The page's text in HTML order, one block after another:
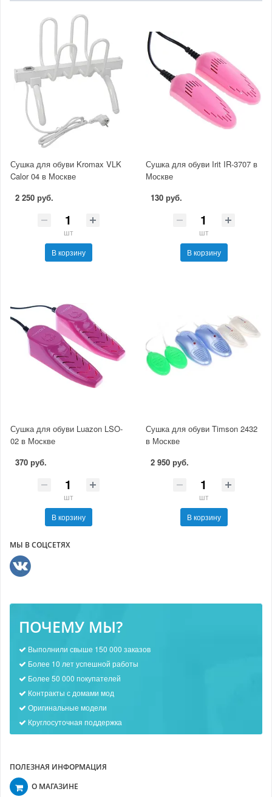
Сушка для обуви Kromax VLK
Calor 04 в Москве
2 250 руб.
шт
В корзину
Сушка для обуви Irit IR-3707 в
Москве
130 руб.
шт
В корзину
Сушка для обуви Luazon LSO-
02 в Москве
370 руб.
шт
В корзину
Сушка для обуви Timson 2432
в Москве
2 950 руб.
шт
В корзину
МЫ В СОЦСЕТЯХ
ПОЧЕМУ МЫ?
Выполнили свыше 150 000 заказов
Более 10 лет успешной работы
Более 50 000 покупателей
Контракты с домами мод
Оригинальные модели
Круглосуточная поддержка
ПОЛЕЗНАЯ ИНФОРМАЦИЯ
О МАГАЗИНЕ